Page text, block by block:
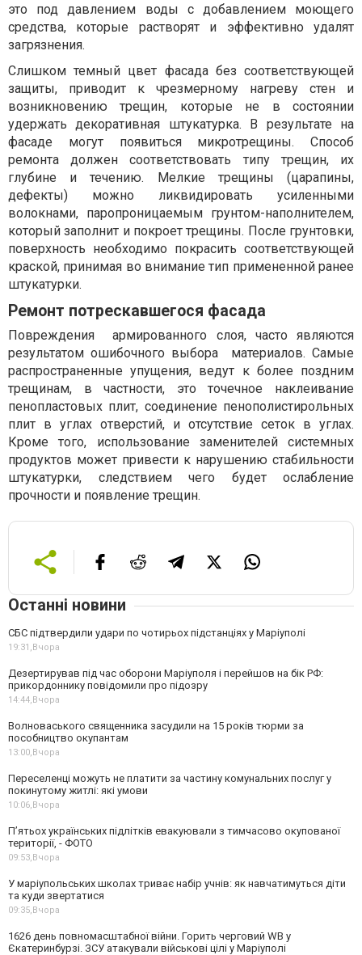
это под давлением воды с добавлением моющего
средства, которые растворят и эффективно удалят
загрязнения.
Слишком темный цвет фасада без соответствующей
защиты, приводит к чрезмерному нагреву стен и
возникновению трещин, которые не в состоянии
удержать декоративная штукатурка. В результате на
фасаде могут появиться микротрещины. Способ
ремонта должен соответствовать типу трещин, их
глубине и течению. Мелкие трещины (царапины,
дефекты) можно ликвидировать усиленными
волокнами, паропроницаемым грунтом-наполнителем,
который заполнит и покроет трещины. После грунтовки,
поверхность необходимо покрасить соответствующей
краской, принимая во внимание тип примененной ранее
штукатурки.
Ремонт потрескавшегося фасада
Повреждения армированного слоя, часто являются
результатом ошибочного выбора материалов. Самые
распространенные упущения, ведут к более поздним
трещинам, в частности, это точечное наклеивание
пенопластовых плит, соединение пенополистирольных
плит в углах отверстий, и отсутствие сеток в углах.
Кроме того, использование заменителей системных
продуктов может привести к нарушению стабильности
штукатурки, следствием чего будет ослабление
прочности и появление трещин.
Останні новини
СБС підтвердили удари по чотирьох підстанціях у Маріуполі
19:31,Вчора
Дезертирував під час оборони Маріуполя і перейшов на бік РФ:
прикордоннику повідомили про підозру
14:44,Вчора
Волноваського священника засудили на 15 років тюрми за
пособництво окупантам
13:00,Вчора
Переселенці можуть не платити за частину комунальних послуг у
покинутому житлі: які умови
10:06,Вчора
П’ятьох українських підлітків евакуювали з тимчасово окупованої
території, - ФОТО
09:53,Вчора
У маріупольських школах триває набір учнів: як навчатимуться діти
та куди звертатися
09:35,Вчора
1626 день повномасштабної війни. Горить черговий WB у
Єкатеринбурзі. ЗСУ атакували військові цілі у Маріуполі